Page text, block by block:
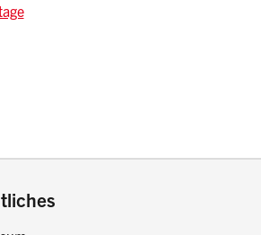
teilen: